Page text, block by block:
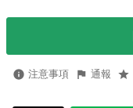
注意事項 通報